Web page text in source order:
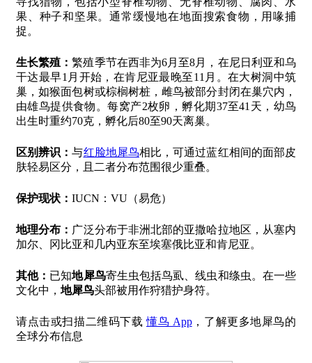
果、种子和坚果。通常缓慢地在地面搜索食物，用喙捕
捉。
生长繁殖：繁殖季节在西非为6月至8月，在尼日利亚和乌
干达最早1月开始，在肯尼亚最晚至11月。在大树洞中筑
巢，如猴面包树或棕榈树桩，雌鸟被部分封闭在巢穴内，
由雄鸟提供食物。每窝产2枚卵，孵化期37至41天，幼鸟
出生时重约70克，孵化后80至90天离巢。
区别辨识：与红脸地犀鸟相比，可通过蓝红相间的面部皮
肤轻易区分，且二者分布范围很少重叠。
保护现状： IUCN：VU（易危）
地理分布： 广泛分布于非洲北部的亚撒哈拉地区，从塞内
加尔、冈比亚和几内亚东至埃塞俄比亚和肯尼亚。
其他： 已知地犀鸟寄生虫包括鸟虱、线虫和绦虫。在一些
文化中， 地犀鸟头部被用作狩猎护身符。
请点击或扫描二维码下载懂鸟 App，了解更多地犀鸟的
全球分布信息